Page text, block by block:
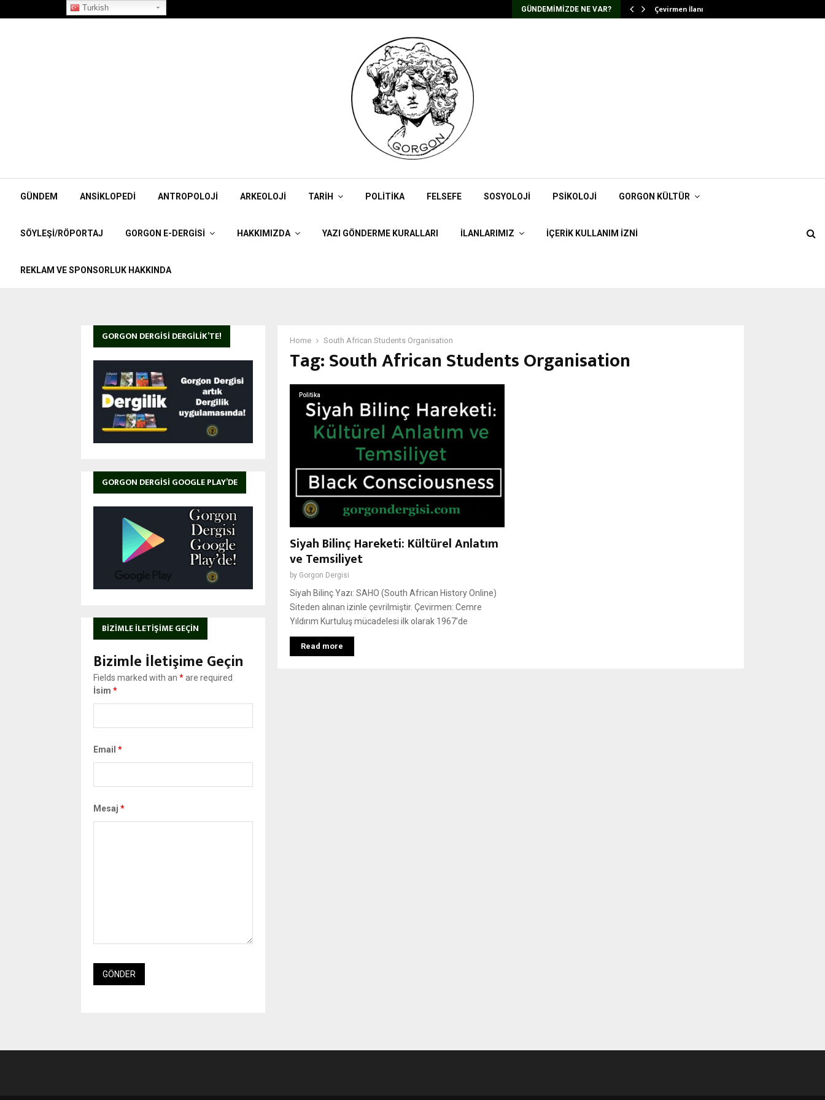
GÜNDEMIMIZDE NE VAR?
”Korpiklaani” Röportajı Çevirmen İlanı
GÜNDEM ANSIKLOPEDI ANTROPOLOJI ARKEOLOJI TARIH POLITIKA FELSEFE SOSYOLOJI PSIKOLOJI GORGON KÜLTÜR
SÖYLEŞI/RÖPORTAJ GORGON E-DERGISI HAKKIMIZDA YAZI GÖNDERME KURALLARI İLANLARIMIZ İÇERIK KULLANIM İZNI
REKLAM VE SPONSORLUK HAKKINDA
Home South African Students Organisation
Tag:South African Students Organisation
Politika
Siyah Bilinç Hareketi: Kültürel Anlatım
ve Temsiliyet
by Gorgon Dergisi
Siyah Bilinç Yazı: SAHO (South African History Online)
Siteden alınan izinle çevrilmiştir. Çevirmen: Cemre
Yıldırım Kurtuluş mücadelesi ilk olarak 1967’de
Read more
GORGON DERGISI DERGILIK’TE!
GORGON DERGISI GOOGLE PLAY’DE
BIZIMLE İLETIŞIME GEÇIN
Bizimle İletişime Geçin
Fields marked with an *are required
İsim *
Email *
Mesaj *
Turkish